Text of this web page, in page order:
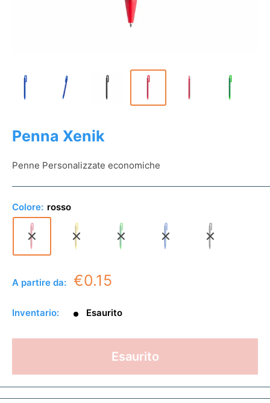
Penna Xenik
Penne Personalizzate economiche
Colore: rosso
A partire da: €0.15
Inventario: Esaurito
Esaurito